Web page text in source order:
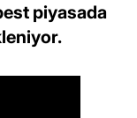
piyasada